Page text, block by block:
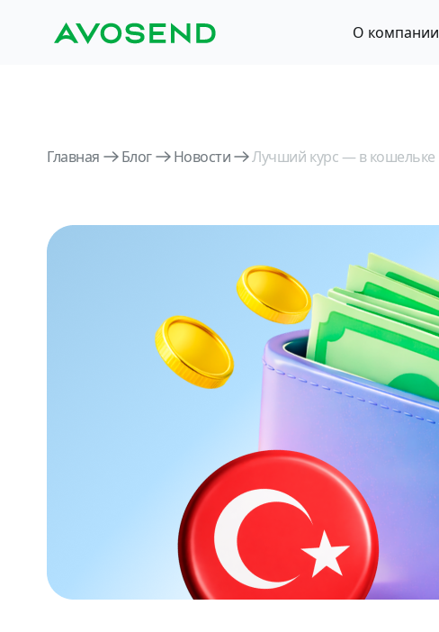
О компании
Главная Блог Новости Лучший курс — в кошельке